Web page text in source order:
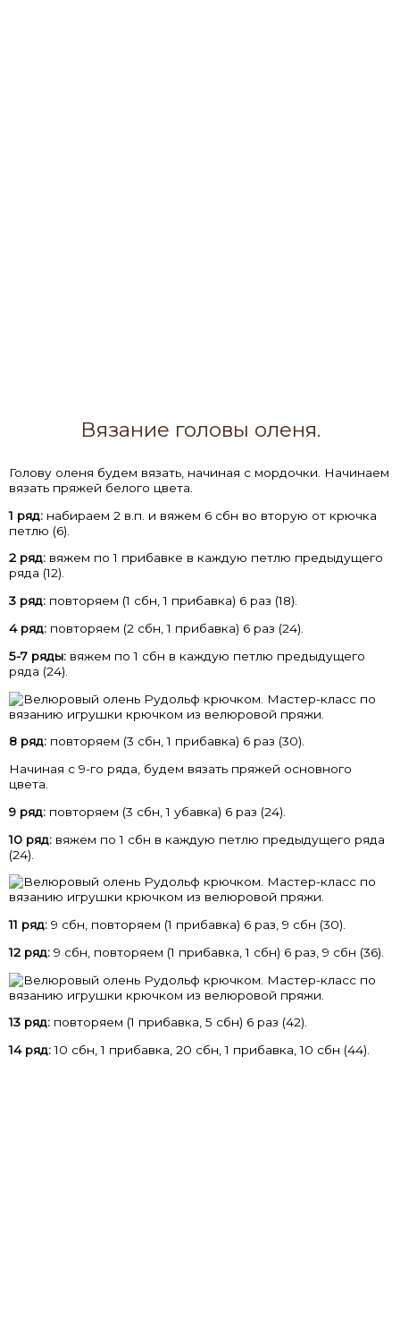
Вязание головы оленя.
Голову оленя будем вязать, начиная с мордочки. Начинаем
вязать пряжей белого цвета.
1 ряд: набираем 2 в.п. и вяжем 6 сбн во вторую от крючка
петлю (6).
2 ряд: вяжем по 1 прибавке в каждую петлю предыдущего
ряда (12).
3 ряд: повторяем (1 сбн, 1 прибавка) 6 раз (18).
4 ряд: повторяем (2 сбн, 1 прибавка) 6 раз (24).
5-7 ряды: вяжем по 1 сбн в каждую петлю предыдущего
ряда (24).
8 ряд: повторяем (3 сбн, 1 прибавка) 6 раз (30).
Начиная с 9-го ряда, будем вязать пряжей основного
цвета.
9 ряд: повторяем (3 сбн, 1 убавка) 6 раз (24).
10 ряд: вяжем по 1 сбн в каждую петлю предыдущего ряда
(24).
11 ряд: 9 сбн, повторяем (1 прибавка) 6 раз, 9 сбн (30).
12 ряд: 9 сбн, повторяем (1 прибавка, 1 сбн) 6 раз, 9 сбн (36).
13 ряд: повторяем (1 прибавка, 5 сбн) 6 раз (42).
14 ряд:10 сбн, 1 прибавка, 20 сбн, 1 прибавка, 10 сбн (44).